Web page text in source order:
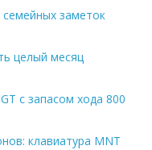
семейных заметок
целый месяц
с запасом хода 800
клавиатура MNT